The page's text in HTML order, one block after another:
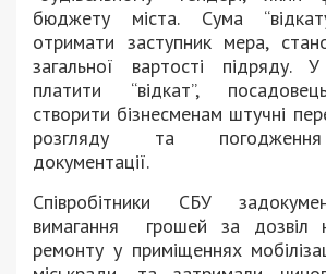
бюджету міста. Сума
отримати заступник мера,
загальної вартості підряду.
платити “відкат”,
створити бізнесменам штучні
розгляду та
документації.
Співробітники СБУ
вимагання грошей за дозвіл
ремонту у приміщеннях